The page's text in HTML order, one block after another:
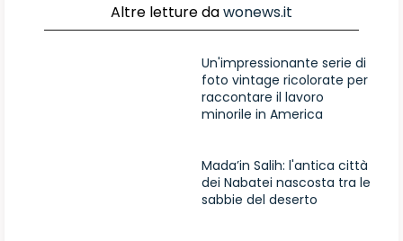
Altre letture dawonews.it
Un'impressionante serie di
foto vintage ricolorate per
raccontare il lavoro
minorile in America
Mada’in Salih: l'antica città
dei Nabatei nascosta tra le
sabbie del deserto